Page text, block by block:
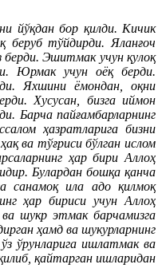
йўқдан бор қилди. Кичик
беруб тўйдирди. Яланғоч
берди. Эшитмак учун қулоқ
Юрмак учун оёқ берди.
Яхшини ёмондан, оқни
Хусусан, бизга иймон
Барча пайғамбарларнинг
ҳазратларига бизни
ва тўғриси бўлган ислом
ҳар бири Аллоҳ
Булардан бошқа қанча
санамоқ ила адо қилмоқ
ҳар бириси учун Аллоҳ
шукр этмак барчамизга
ҳамд ва шукурларнинг
ўрунларига ишлатмак ва
қайтарган ишларидан